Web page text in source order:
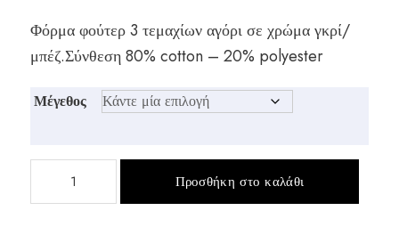
Φόρμα φούτερ 3 τεμαχίων αγόρι σε χρώμα γκρί/
μπέζ.Σύνθεση 80% cotton – 20% polyester
Μέγεθος
Προσθήκη στο καλάθι